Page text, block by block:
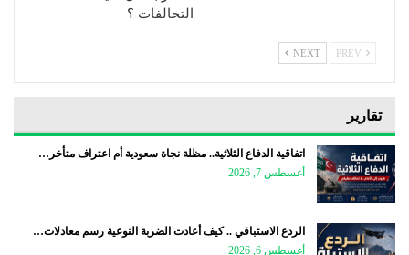
التحالفات ؟
NEXT
تقارير
اتفاقية الدفاع الثلاثية.. مظلة نجاة سعودية أم اعتراف متأخر…
أغسطس 7, 2026
الردع الاستباقي .. كيف أعادت الضربة النوعية رسم معادلات…
أغسطس 6, 2026